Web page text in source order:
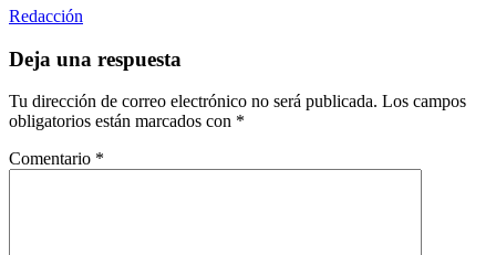
Redacción
Deja una respuesta
Tu dirección de correo electrónico no será publicada. Los campos
obligatorios están marcados con *
Comentario *